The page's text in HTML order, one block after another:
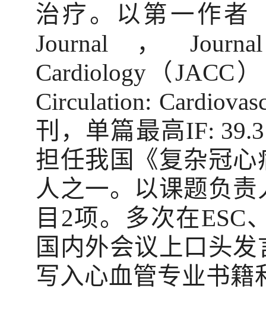
治疗。以第一作者
Journal ，
Cardiology （ JACC
Circulation:
刊，单篇最高IF: 39.3
担任我国《复杂冠
人之一。以课题负
目 2项。多次在ESC
国内外会议上口头
写入心血管专业书籍